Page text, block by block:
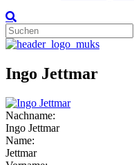
Ingo Jettmar
Nachname:
Ingo Jettmar
Name:
Jettmar